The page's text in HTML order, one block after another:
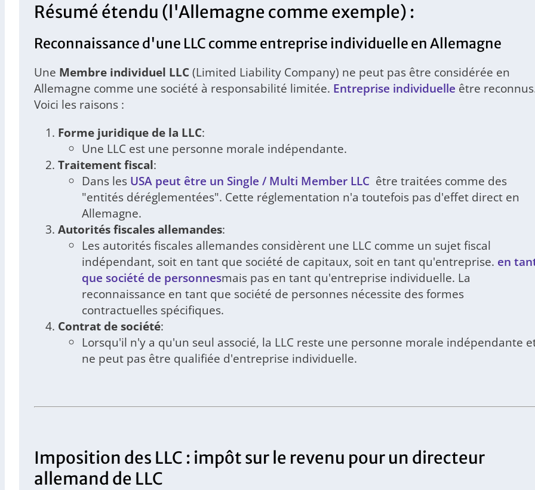
Résumé étendu (l'Allemagne comme exemple) :
Reconnaissance d'une LLC comme entreprise individuelle en Allemagne
Une Membre individuel LLC(Limited Liability Company) ne peut pas être considérée en
Allemagne comme une société à responsabilité limitée. Entreprise individuelle être
Voici les raisons :
Forme juridique de la LLC:
Une LLC est une personne morale indépendante.
Traitement fiscal:
Dans les USA peut être un Single / Multi Member LLC être traitées comme des
"entités déréglementées". Cette réglementation n'a toutefois pas d'effet direct en
Allemagne.
Autorités fiscales allemandes:
Les autorités fiscales allemandes considèrent une LLC comme un sujet fiscal
indépendant, soit en tant que société de capitaux, soit en tant qu'entreprise. en
que société de personnesmais pas en tant qu'entreprise individuelle. La
reconnaissance en tant que société de personnes nécessite des formes
contractuelles spécifiques.
Contrat de société:
Lorsqu'il n'y a qu'un seul associé, la LLC reste une personne morale indépendante
ne peut pas être qualifiée d'entreprise individuelle.
Imposition des LLC : impôt sur le revenu pour un directeur
allemand de LLC